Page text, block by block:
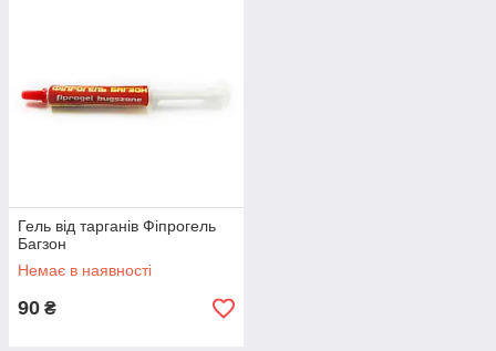
Гель від тарганів Фіпрогель
Багзон
Немає в наявності
90 ₴